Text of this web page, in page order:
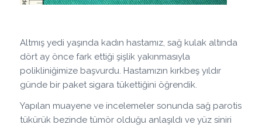
Altmış yedi yaşında kadın hastamız, sağ kulak altında
dört ay önce fark ettiği şişlik yakınmasıyla
polikliniğimize başvurdu. Hastamızın kırkbeş yıldır
günde bir paket sigara tükettiğini öğrendik.
Yapılan muayene ve incelemeler sonunda sağ parotis
tükürük bezinde tümör olduğu anlaşıldı ve yüz siniri